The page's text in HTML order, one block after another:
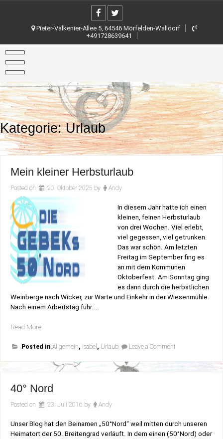
Pieter-Valkenier-Allee 5, 64546 Mörfelden-Walldorf
+491728639641
Kategorie:Urlaub
Mein kleiner Herbsturlaub
Posted on 20. Oktober 2025 by Andy
In diesem Jahr hatte ich einen
kleinen, feinen Herbsturlaub
von drei Wochen. Viel erlebt,
viel gegessen, viel getrunken.
Das war schön. Am letzten
Freitag im September fing es
an mit dem Kommunen
Oktoberfest. Am Sonntag ging
es dann durch die herbstlichen
Weinberge nach Wicker, zur Warte und Einkehr in der Wiesenmühle.
Nach einem Arbeitstag fuhr …
Read More„Mein
Herbsturlaub“
Posted in Allgemein, Isabel , Urlaub Leave a Comment
Herbsturlaub
40° Nord
Posted on 23. Juli 2016 by Andy
Unser Blog hat den Beinamen „50°Nord“ weil mitten durch unseren
Heimatort der 50. Breitengrad verläuft. In dem einen (50°Nord) oder